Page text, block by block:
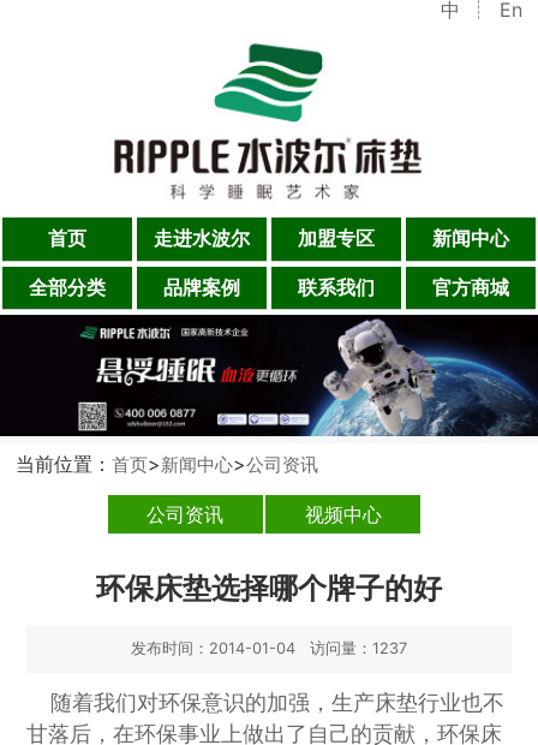
En
中
首页 走进水波尔 加盟专区 新闻中心
全部分类 品牌案例 联系我们 官方商城
当前位置：首页>新闻中心>公司资讯
公司资讯 视频中心
环保床垫选择哪个牌子的好
发布时间：2014-01-04 访问量：1237
随着我们对环保意识的加强，生产床垫行业也不
甘落后，在环保事业上做出了自己的贡献，环保床